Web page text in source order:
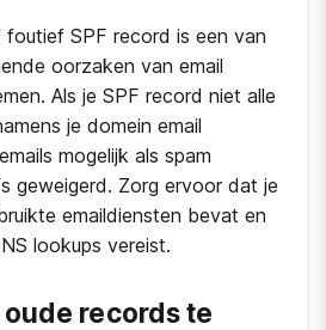
SPF record is een van
oorzaken van email
Als je SPF record niet alle
je domein email
mogelijk als spam
geweigerd. Zorg ervoor dat je
emaildiensten bevat en
lookups vereist.
records te